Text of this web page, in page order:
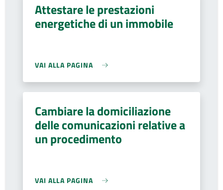
Attestare le prestazioni
energetiche di un immobile
VAI ALLA PAGINA
Cambiare la domiciliazione
delle comunicazioni relative a
un procedimento
VAI ALLA PAGINA